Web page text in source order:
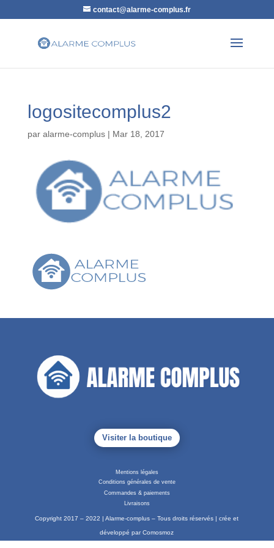
contact@alarme-complus.fr
logositecomplus2
par alarme-complus| Mar 18, 2017
Visiter la boutique
Mentions légales
Conditions générales de vente
Commandes & paiements
Livraisons
Copyright 2017 – 2022 | Alarme-complus – Tous droits réservés | crée et
développé par Comosmoz